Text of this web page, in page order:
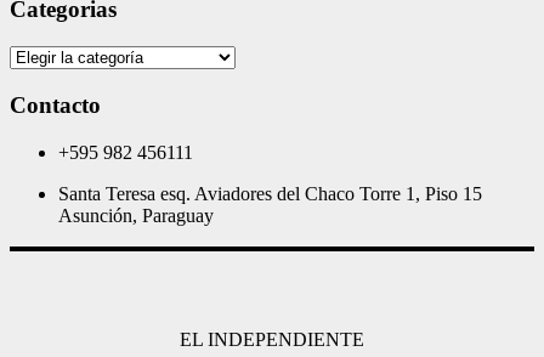
Categorias
Categorias
Contacto
+595 982 456111
Santa Teresa esq. Aviadores del Chaco Torre 1, Piso 15
Asunción, Paraguay
EL INDEPENDIENTE